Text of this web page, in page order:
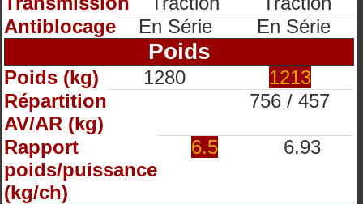
Antiblocage
En Série En Série
Poids
Poids (kg) 1280
1213
Répartition
AV/AR (kg)
756 / 457
Rapport
poids/puissance
(kg/ch)
6.5 6.93